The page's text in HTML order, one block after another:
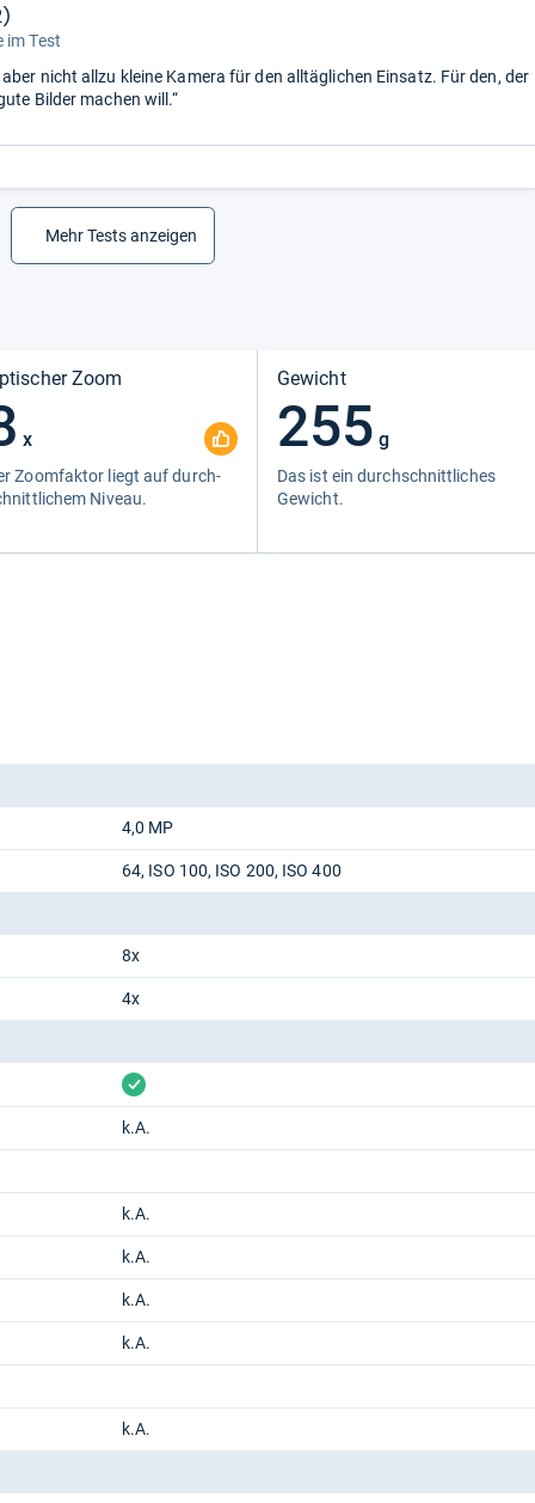
im Test
nicht allzu kleine Kamera für den alltäglichen Einsatz. Für den, der
Bilder machen will.“
Mehr Tests anzeigen
Zoom
x
Zoom­fak­tor liegt auf durch­
Niveau.
Gewicht
255 g
Das ist ein durch­schnitt­li­ches
Gewicht.
4,0 MP
64, ISO 100, ISO 200, ISO 400
8x
4x
vorhanden
k.A.
k.A.
k.A.
k.A.
k.A.
k.A.